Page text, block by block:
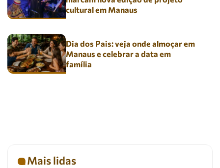
cultural em Manaus
Dia dos Pais: veja onde almoçar em
Manaus e celebrar a data em
família
Mais lidas